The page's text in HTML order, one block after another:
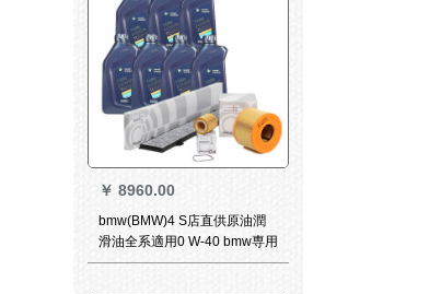
￥ 8960.00
bmw(BMW)4 S店直供原油潤
滑油全系適用0 W-40 bmw専用
オルエフティーティー1 Lセト